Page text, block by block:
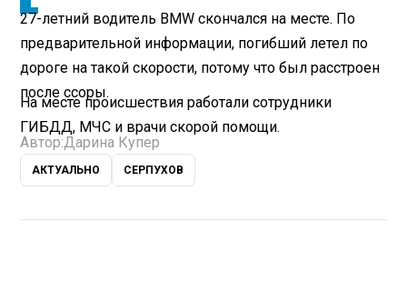
27-летний водитель BMW скончался на месте. По
предварительной информации, погибший летел по
дороге на такой скорости, потому что был расстроен
после ссоры.
На месте происшествия работали сотрудники
ГИБДД, МЧС и врачи скорой помощи.
Автор:Дарина Купер
АКТУАЛЬНО СЕРПУХОВ